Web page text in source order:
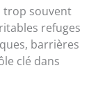
trop souvent
refuges
barrières
clé dans